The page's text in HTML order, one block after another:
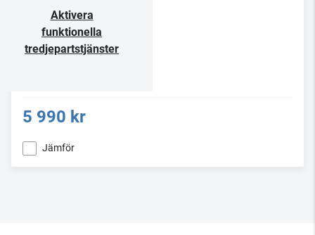
Aktivera
funktionella
tredjepartstjänster
5 990 kr
Jämför